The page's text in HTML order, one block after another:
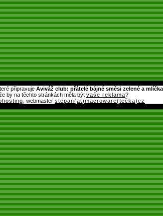
připravuje Aviváž club: přátelé bájné směsi zelené a mlíčka
by na těchto stránkách měla být vaše reklama?
, webmaster stepan(at)macroware(tečka)cz